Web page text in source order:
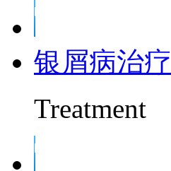
银屑病治疗
Treatment